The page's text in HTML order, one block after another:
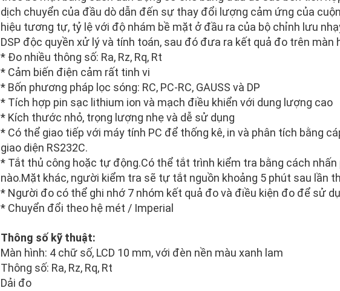
dịch chuyển của đầu dò dẫn đến sự thay đổi lượng cảm ứng của
hiệu tương tự, tỷ lệ với độ nhám bề mặt ở đầu ra của bộ chỉnh lưu
DSP độc quyền xử lý và tính toán, sau đó đưa ra kết quả đo trên màn
* Đo nhiều thông số: Ra, Rz, Rq, Rt
* Cảm biến điện cảm rất tinh vi
* Bốn phương pháp lọc sóng: RC, PC-RC, GAUSS và DP
* Tích hợp pin sạc lithium ion và mạch điều khiển với dung lượng cao
* Kích thước nhỏ, trọng lượng nhẹ và dễ sử dụng
* Có thể giao tiếp với máy tính PC để thống kê, in và phân tích bằng
giao diện RS232C.
* Tắt thủ công hoặc tự động.Có thể tắt trình kiểm tra bằng cách nhấn
nào.Mặt khác, người kiểm tra sẽ tự tắt nguồn khoảng 5 phút sau lần
* Người đo có thể ghi nhớ 7 nhóm kết quả đo và điều kiện đo để sử
* Chuyển đổi theo hệ mét / Imperial
Thông số kỹ thuật:
Màn hình: 4 chữ số, LCD 10 mm, với đèn nền màu xanh lam
Thông số: Ra, Rz, Rq, Rt
Dải đo